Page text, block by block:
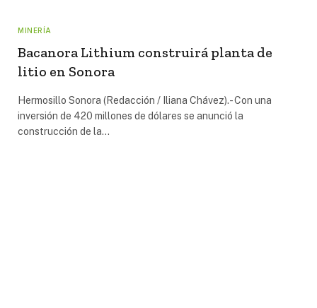
MINERÍA
Bacanora Lithium construirá planta de
litio en Sonora
Hermosillo Sonora (Redacción / Iliana Chávez).- Con una
inversión de 420 millones de dólares se anunció la
construcción de la…